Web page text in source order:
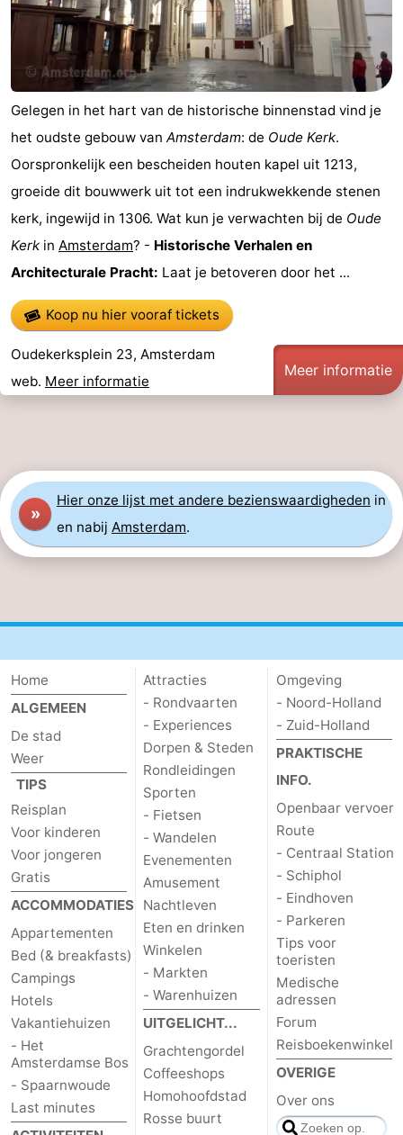
Gelegen in het hart van de historische binnenstad vind je
het oudste gebouw van Amsterdam: de Oude Kerk.
Oorspronkelijk een bescheiden houten kapel uit 1213,
groeide dit bouwwerk uit tot een indrukwekkende stenen
kerk, ingewijd in 1306. Wat kun je verwachten bij de Oude
Kerk in Amsterdam? - Historische Verhalen en
Architecturale Pracht: Laat je betoveren door het ...
Koop nu hier vooraf tickets
Oudekerksplein 23, Amsterdam
web. Meer informatie
Meer informatie
»
Hier onze lijst met andere bezienswaardigheden in
en nabij Amsterdam.
Home
ALGEMEEN
De stad
Weer
TIPS
Reisplan
Voor kinderen
Voor jongeren
Gratis
ACCOMMODATIES
Appartementen
Bed (& breakfasts)
Campings
Hotels
Vakantiehuizen
- Het
Amsterdamse Bos
- Spaarnwoude
Last minutes
Attracties
- Rondvaarten
- Experiences
Dorpen & Steden
Rondleidingen
Sporten
- Fietsen
- Wandelen
Evenementen
Amusement
Nachtleven
Eten en drinken
Winkelen
- Markten
- Warenhuizen
UITGELICHT...
Grachtengordel
Coffeeshops
Homohoofdstad
Rosse buurt
Omgeving
- Noord-Holland
- Zuid-Holland
PRAKTISCHE
INFO.
Openbaar vervoer
Route
- Centraal Station
- Schiphol
- Eindhoven
- Parkeren
Tips voor
toeristen
Medische
adressen
Forum
Reisboekenwinkel
OVERIGE
Over ons